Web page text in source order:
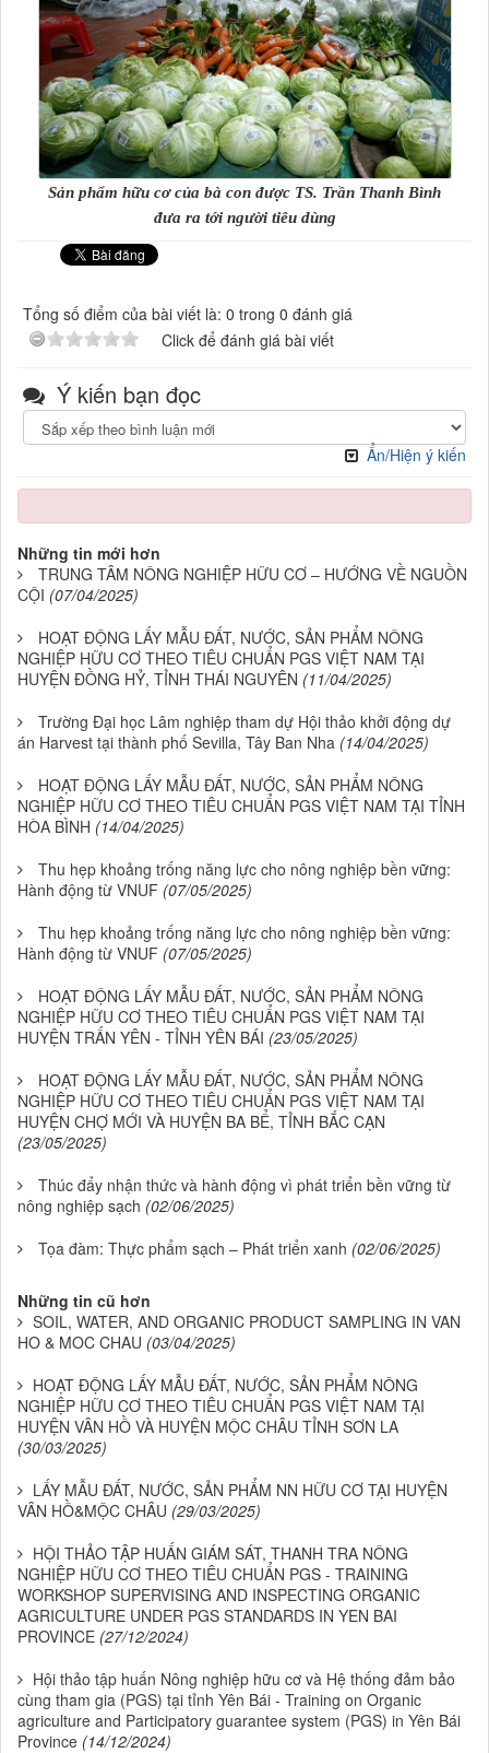
Sản phẩm hữu cơ của bà con được TS. Trần Thanh Bình
đưa ra tới người tiêu dùng
Tổng số điểm của bài viết là: 0 trong 0 đánh giá
Click để đánh giá bài viết
Ý kiến bạn đọc
Ẩn/Hiện ý kiến
Những tin mới hơn
TRUNG TÂM NÔNG NGHIỆP HỮU CƠ – HƯỚNG VỀ NGUỒN
CỘI (07/04/2025)
HOẠT ĐỘNG LẤY MẪU ĐẤT, NƯỚC, SẢN PHẨM NÔNG
NGHIỆP HỮU CƠ THEO TIÊU CHUẨN PGS VIỆT NAM TẠI
HUYỆN ĐỒNG HỶ, TỈNH THÁI NGUYÊN (11/04/2025)
Trường Đại học Lâm nghiệp tham dự Hội thảo khởi động dự
án Harvest tại thành phố Sevilla, Tây Ban Nha (14/04/2025)
HOẠT ĐỘNG LẤY MẪU ĐẤT, NƯỚC, SẢN PHẨM NÔNG
NGHIỆP HỮU CƠ THEO TIÊU CHUẨN PGS VIỆT NAM TẠI TỈNH
HÒA BÌNH (14/04/2025)
Thu hẹp khoảng trống năng lực cho nông nghiệp bền vững:
Hành động từ VNUF (07/05/2025)
Thu hẹp khoảng trống năng lực cho nông nghiệp bền vững:
Hành động từ VNUF (07/05/2025)
HOẠT ĐỘNG LẤY MẪU ĐẤT, NƯỚC, SẢN PHẨM NÔNG
NGHIỆP HỮU CƠ THEO TIÊU CHUẨN PGS VIỆT NAM TẠI
HUYỆN TRẤN YÊN - TỈNH YÊN BÁI (23/05/2025)
HOẠT ĐỘNG LẤY MẪU ĐẤT, NƯỚC, SẢN PHẨM NÔNG
NGHIỆP HỮU CƠ THEO TIÊU CHUẨN PGS VIỆT NAM TẠI
HUYỆN CHỢ MỚI VÀ HUYỆN BA BỂ, TỈNH BẮC CẠN
(23/05/2025)
Thúc đẩy nhận thức và hành động vì phát triển bền vững từ
nông nghiệp sạch (02/06/2025)
Tọa đàm: Thực phẩm sạch – Phát triển xanh (02/06/2025)
Những tin cũ hơn
SOIL, WATER, AND ORGANIC PRODUCT SAMPLING IN VAN
HO & MOC CHAU (03/04/2025)
HOẠT ĐỘNG LẤY MẪU ĐẤT, NƯỚC, SẢN PHẨM NÔNG
NGHIỆP HỮU CƠ THEO TIÊU CHUẨN PGS VIỆT NAM TẠI
HUYỆN VÂN HỒ VÀ HUYỆN MỘC CHÂU TỈNH SƠN LA
(30/03/2025)
LẤY MẪU ĐẤT, NƯỚC, SẢN PHẨM NN HỮU CƠ TẠI HUYỆN
VÂN HỒ&MỘC CHÂU (29/03/2025)
HỘI THẢO TẬP HUẤN GIÁM SÁT, THANH TRA NÔNG
NGHIỆP HỮU CƠ THEO TIÊU CHUẨN PGS - TRAINING
WORKSHOP SUPERVISING AND INSPECTING ORGANIC
AGRICULTURE UNDER PGS STANDARDS IN YEN BAI
PROVINCE (27/12/2024)
Hội thảo tập huấn Nông nghiệp hữu cơ và Hệ thống đảm bảo
cùng tham gia (PGS) tại tỉnh Yên Bái - Training on Organic
agriculture and Participatory guarantee system (PGS) in Yên Bái
Province (14/12/2024)